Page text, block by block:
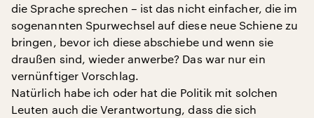
die Sprache sprechen – ist das nicht einfacher, die im
sogenannten Spurwechsel auf diese neue Schiene zu
bringen, bevor ich diese abschiebe und wenn sie
draußen sind, wieder anwerbe? Das war nur ein
vernünftiger Vorschlag.
Natürlich habe ich oder hat die Politik mit solchen
Leuten auch die Verantwortung, dass die sich